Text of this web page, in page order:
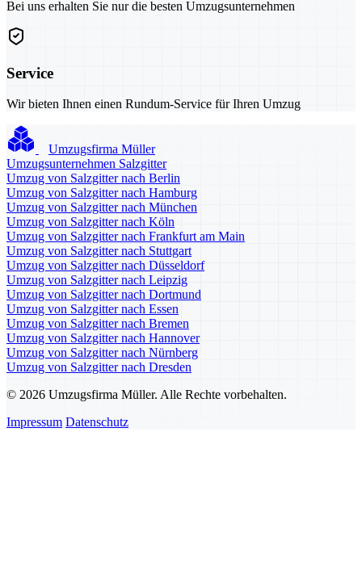
Bei uns erhalten Sie nur die besten Umzugsunternehmen
Service
Wir bieten Ihnen einen Rundum-Service für Ihren Umzug
Umzugsfirma Müller
Umzugsunternehmen Salzgitter
Umzug von Salzgitter nach Berlin
Umzug von Salzgitter nach Hamburg
Umzug von Salzgitter nach München
Umzug von Salzgitter nach Köln
Umzug von Salzgitter nach Frankfurt am Main
Umzug von Salzgitter nach Stuttgart
Umzug von Salzgitter nach Düsseldorf
Umzug von Salzgitter nach Leipzig
Umzug von Salzgitter nach Dortmund
Umzug von Salzgitter nach Essen
Umzug von Salzgitter nach Bremen
Umzug von Salzgitter nach Hannover
Umzug von Salzgitter nach Nürnberg
Umzug von Salzgitter nach Dresden
© 2026 Umzugsfirma Müller. Alle Rechte vorbehalten.
Impressum Datenschutz